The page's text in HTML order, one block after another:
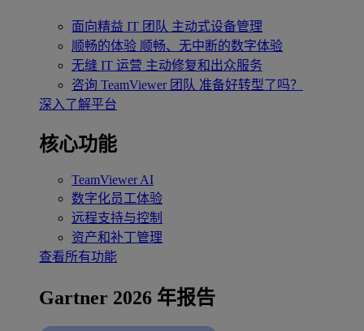
面向精益 IT 团队 主动式设备管理
顺畅的体验 顺畅、无中断的数字体验
无缝 IT 运营 主动修复和出众服务
咨询 TeamViewer 团队 准备好转型了吗？
深入了解平台
核心功能
TeamViewer AI
数字化员工体验
远程支持与控制
资产和补丁管理
查看所有功能
Gartner 2026 年报告